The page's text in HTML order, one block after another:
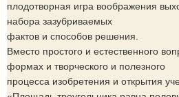
плодотворная игра воображения
набора зазубриваемых
фактов и способов решения.
Вместо простого и естественного
формах и творческого и полезного
процесса изобретения и открытия